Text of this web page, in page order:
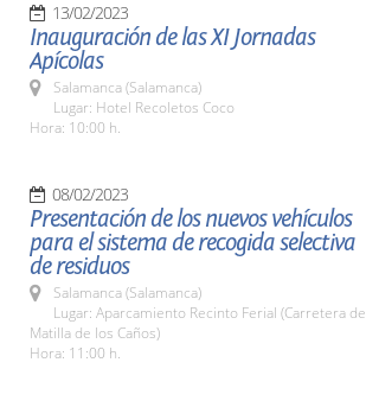
13/02/2023
Inauguración de las XI Jornadas
Apícolas
Salamanca (Salamanca)
Lugar: Hotel Recoletos Coco
Hora: 10:00 h.
08/02/2023
Presentación de los nuevos vehículos
para el sistema de recogida selectiva
de residuos
Salamanca (Salamanca)
Lugar: Aparcamiento Recinto Ferial (Carretera de
Matilla de los Caños)
Hora: 11:00 h.